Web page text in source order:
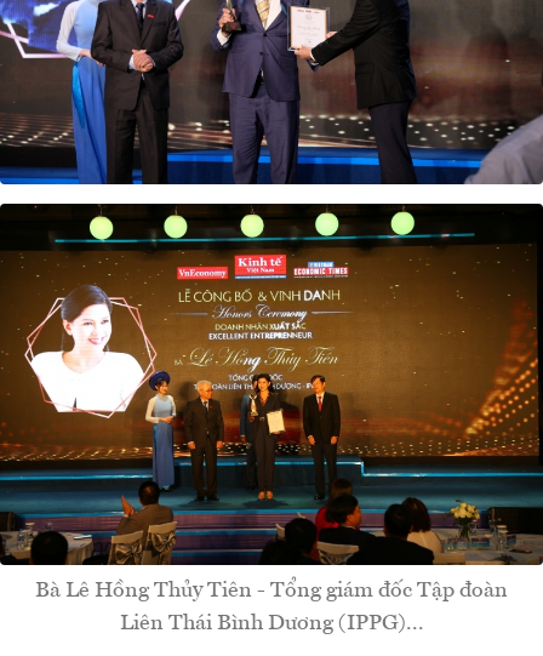
Bà Lê Hồng Thủy Tiên - Tổng giám đốc Tập đoàn
Liên Thái Bình Dương (IPPG)...